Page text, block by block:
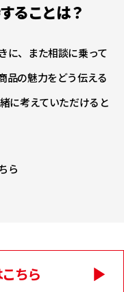
ることは？
に、また相談に乗って
品の魅力をどう伝える
に考えていただけると
ら
ちら